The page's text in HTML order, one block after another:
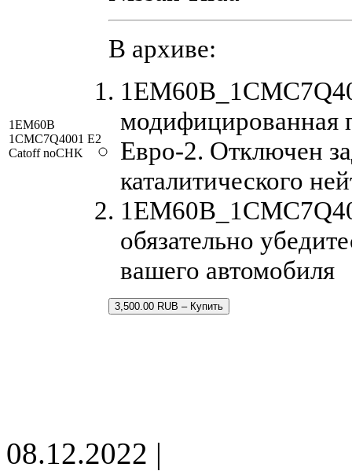
1EM60B
1CMC7Q4001 E2
Catoff noCHK
В архиве:
модифицированная
Евро-2. Отключен
каталитического
обязательно
вашего автомобиля
3,500.00 RUB – Купить
08.12.2022 |